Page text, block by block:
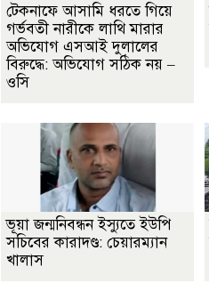
টেকনাফে আসামি ধরতে গিয়ে
গর্ভবতী নারীকে লাথি মারার
অভিযোগ এসআই দুলালের
বিরুদ্ধে: অভিযোগ সঠিক নয় –
ওসি
ভূয়া জন্মনিবন্ধন ইস্যুতে ইউপি
সচিবের কারাদণ্ড: চেয়ারম্যান
খালাস